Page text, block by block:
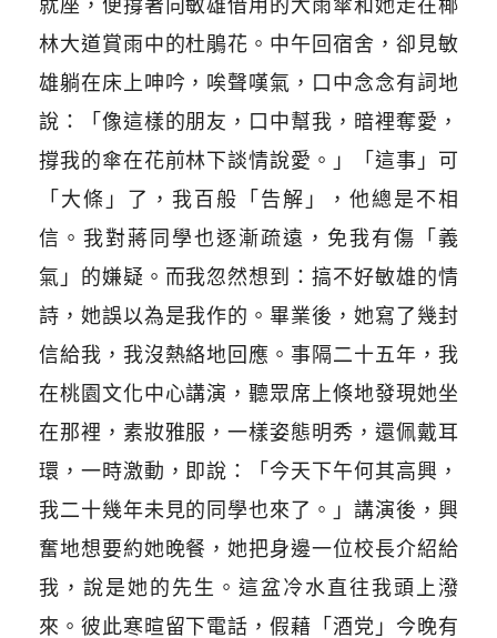
就座，便撐著向敏雄借用的大雨傘和她走在椰
林大道賞雨中的杜鵑花。中午回宿舍，卻見敏
雄躺在床上呻吟，唉聲嘆氣，口中念念有詞地
說：「像這樣的朋友，口中幫我，暗裡奪愛，
撐我的傘在花前林下談情說愛。」「這事」可
「大條」了，我百般「告解」，他總是不相
信。我對蔣同學也逐漸疏遠，免我有傷「義
氣」的嫌疑。而我忽然想到：搞不好敏雄的情
詩，她誤以為是我作的。畢業後，她寫了幾封
信給我，我沒熱絡地回應。事隔二十五年，我
在桃園文化中心講演，聽眾席上倏地發現她坐
在那裡，素妝雅服，一樣姿態明秀，還佩戴耳
環，一時激動，即說：「今天下午何其高興，
我二十幾年未見的同學也來了。」講演後，興
奮地想要約她晚餐，她把身邊一位校長介紹給
我，說是她的先生。這盆冷水直往我頭上潑
來。彼此寒暄留下電話，假藉「酒党」今晚有